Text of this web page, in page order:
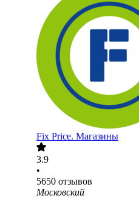
Fix Price. Магазины
3.9
•
5650 отзывов
Московский